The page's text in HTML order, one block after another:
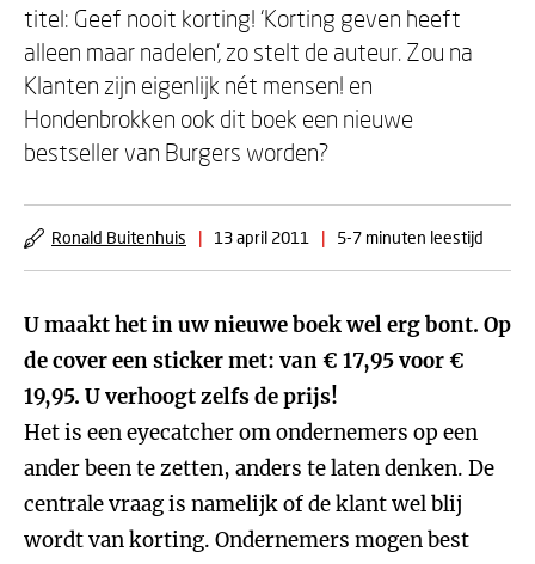
titel: Geef nooit korting! ‘Korting geven heeft
alleen maar nadelen’, zo stelt de auteur. Zou na
Klanten zijn eigenlijk nét mensen! en
Hondenbrokken ook dit boek een nieuwe
bestseller van Burgers worden?
Ronald Buitenhuis | 13 april 2011 | 5-7 minuten leestijd
U maakt het in uw nieuwe boek wel erg bont. Op
de cover een sticker met: van € 17,95 voor €
19,95. U verhoogt zelfs de prijs!
Het is een eyecatcher om ondernemers op een
ander been te zetten, anders te laten denken. De
centrale vraag is namelijk of de klant wel blij
wordt van korting. Ondernemers mogen best